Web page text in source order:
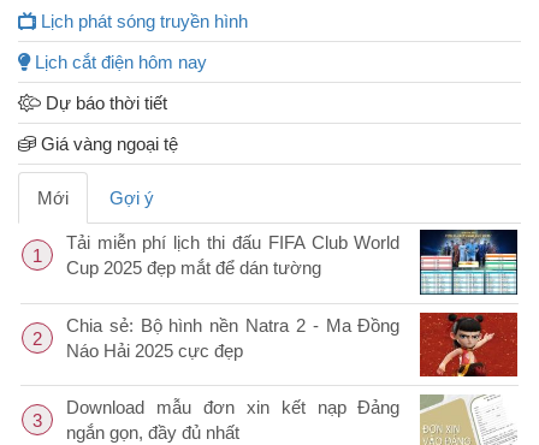
Lịch phát sóng truyền hình
Lịch cắt điện hôm nay
Dự báo thời tiết
Giá vàng ngoại tệ
Mới Gợi ý
1
Tải miễn phí lịch thi đấu FIFA Club World
Cup 2025 đẹp mắt để dán tường
2
Chia sẻ: Bộ hình nền Natra 2 - Ma Đồng
Náo Hải 2025 cực đẹp
3
Download mẫu đơn xin kết nạp Đảng
ngắn gọn, đầy đủ nhất